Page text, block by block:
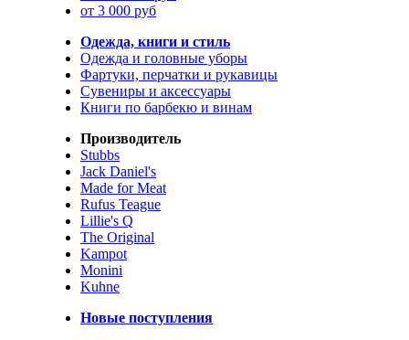
от 3 000 руб
Одежда, книги и стиль
Одежда и головные уборы
Фартуки, перчатки и рукавицы
Сувениры и аксессуары
Книги по барбекю и винам
Производитель
Stubbs
Jack Daniel's
Made for Meat
Rufus Teague
Lillie's Q
The Original
Kampot
Monini
Kuhne
Новые поступления